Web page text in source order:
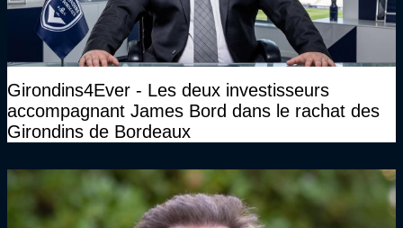
Girondins4Ever - Les deux investisseurs
accompagnant James Bord dans le rachat des
Girondins de Bordeaux